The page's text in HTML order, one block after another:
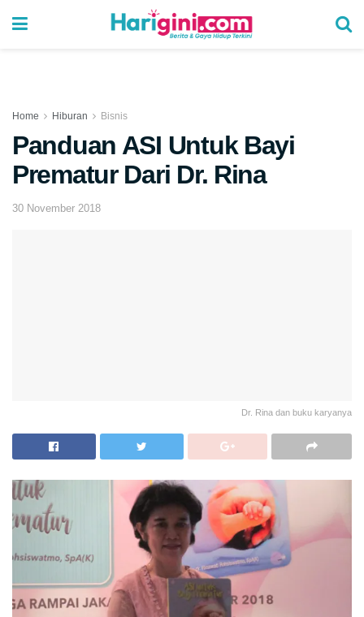
Home Hiburan Bisnis
Panduan ASI Untuk Bayi
Prematur Dari Dr. Rina
30 November 2018
Dr. Rina dan buku karyanya